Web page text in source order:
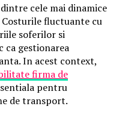
cele mai dinamice
fluctuante cu
soferilor si
ca gestionarea
In acest context,
firma de
pentru
de transport.